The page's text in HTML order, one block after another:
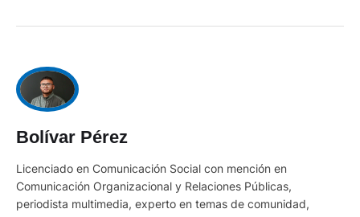
Bolívar Pérez
Licenciado en Comunicación Social con mención en
Comunicación Organizacional y Relaciones Públicas,
periodista multimedia, experto en temas de comunidad,